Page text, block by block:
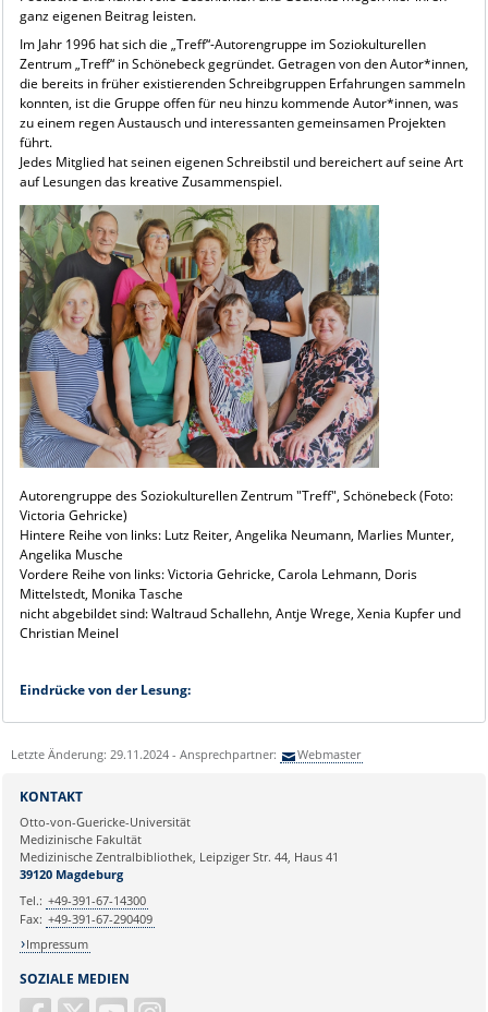
ganz eigenen Beitrag leisten.
Im Jahr 1996 hat sich die „Treff“-Autorengruppe im Soziokulturellen
Zentrum „Treff“ in Schönebeck gegründet. Getragen von den Autor*innen,
die bereits in früher existierenden Schreibgruppen Erfahrungen sammeln
konnten, ist die Gruppe offen für neu hinzu kommende Autor*innen, was
zu einem regen Austausch und interessanten gemeinsamen Projekten
führt.
Jedes Mitglied hat seinen eigenen Schreibstil und bereichert auf seine Art
auf Lesungen das kreative Zusammenspiel.
Autorengruppe des Soziokulturellen Zentrum "Treff", Schönebeck (Foto:
Victoria Gehricke)
Hintere Reihe von links: Lutz Reiter, Angelika Neumann, Marlies Munter,
Angelika Musche
Vordere Reihe von links: Victoria Gehricke, Carola Lehmann, Doris
Mittelstedt, Monika Tasche
nicht abgebildet sind: Waltraud Schallehn, Antje Wrege, Xenia Kupfer und
Christian Meinel
Eindrücke von der Lesung:
Letzte Änderung: 29.11.2024 - Ansprechpartner: Webmaster
SOZIALE MEDIEN
KONTAKT
Otto-von-Guericke-Universität
Medizinische Fakultät
Medizinische Zentralbibliothek, Leipziger Str. 44, Haus 41
39120 Magdeburg
Tel.: +49-391-67-14300
Fax: +49-391-67-290409
Impressum